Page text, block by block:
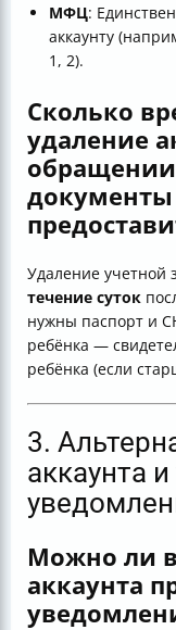
МФЦ:
аккаунту
1, 2).
Сколько
удаление
Удаление учетной
течение суток
нужны паспорт и
ребёнка —
ребёнка (если
3.
аккаунта
Можно ли
аккаунта